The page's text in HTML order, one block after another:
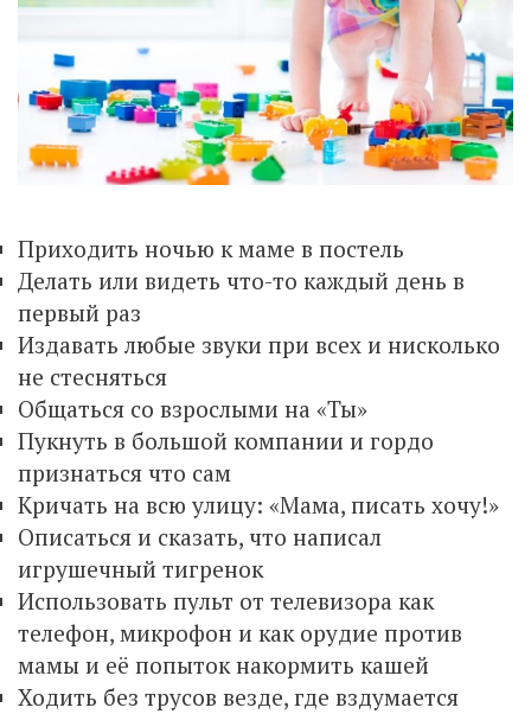
Приходить ночью к маме в постель
Делать или видеть что-то каждый день в
первый раз
Издавать любые звуки при всех и нисколько
не стесняться
Общаться со взрослыми на «Ты»
Пукнуть в большой компании и гордо
признаться что сам
Кричать на всю улицу: «Мама, писать хочу!»
Описаться и сказать, что написал
игрушечный тигренок
Использовать пульт от телевизора как
телефон, микрофон и как орудие против
мамы и её попыток накормить кашей
Ходить без трусов везде, где вздумается